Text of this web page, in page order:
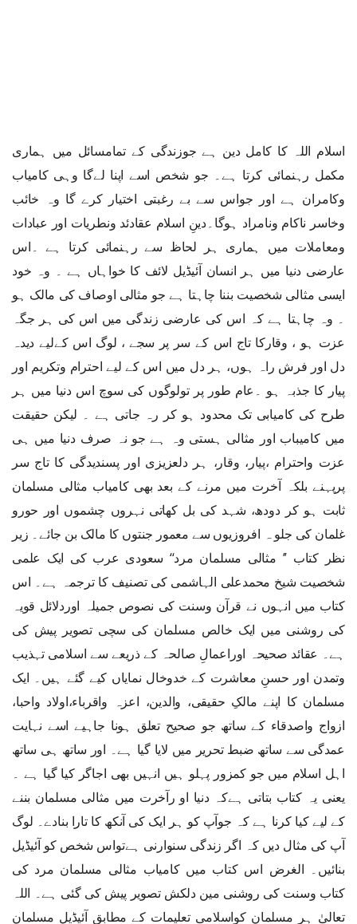
اسلام اللہ کا کامل دین ہے جوزندگی کے تمامسائل میں ہماری
مکمل رہنمائی کرتا ہے۔ جو شخص اسے اپنا لےگا وہی کامیاب
وکامران ہے اور جواس سے بے رغبتی اختیار کرے گا وہ خائب
وخاسر ناکام ونامراد ہوگا۔دینِ اسلام عقادئد ونطریات اور عبادات
ومعاملات میں ہماری ہر لحاظ سے رہنمائی کرتا ہے ۔اس
عارضی دنیا میں ہر انسان آئیڈیل لائف کا خواہاں ہے ۔ وہ خود
ایسی مثالی شخصیت بننا چاہتا ہے جو مثالی اوصاف کی مالک ہو
۔ وہ چاہتا ہے کہ اس کی عارضی زندگی میں اس کی ہر جگہ
عزت ہو ، وقارکا تاج اس کے سر پر سجے ، لوگ اس کےلیے دیدہ
دل اور فرش راہ ہوں، ہر دل میں اس کے لیے احترام وتکریم اور
پیار کا جذبہ ہو ۔عام طور پر تولوگوں کی سوچ اس دنیا میں ہر
طرح کی کامیابی تک محدود ہو کر رہ جاتی ہے ۔ لیکن حقیقت
میں کامیباب اور مثالی ہستی وہ ہے جو نہ صرف دنیا میں ہی
عزت واحترام ،پیار، وقار، ہر دلعزیزی اور پسندیدگی کا تاج سر
پرپہنے بلکہ آخرت میں مرنے کے بعد بھی کامیاب مثالی مسلمان
ثابت ہو کر دودھ، شہد کی بل کھاتی نہروں چشموں اور حورو
غلمان کی جلو ہ افروزیوں سے معمور جنتوں کا مالک بن جائے۔ زیر
نظر کتاب ’’ مثالی مسلمان مرد‘‘ سعودی عرب کی ایک علمی
شخصیت شیخ محمدعلی الہاشمی کی تصنیف کا ترجمہ ہے۔ اس
کتاب میں انہوں نے قرآن وسنت کی نصوص جمیلہ اوردلائل قویہ
کی روشنی میں ایک خالص مسلمان کی سچی تصویر پیش کی
ہے۔ عقائد صحیحہ اوراعمالِ صالحہ کے ذریعے سے اسلامی تہذیب
وتمدن اور حسنِ معاشرت کے خدوخال نمایاں کیے گئے ہیں۔ ایک
مسلمان کا اپنے مالکِ حقیقی، والدین، اعزہ واقرباء،اولاد واحبا،
ازواج واصدقاء کے ساتھ جو صحیح تعلق ہونا جاہیے اسے نہایت
عمدگی سے ساتھ ضبط تحریر میں لایا گیا ہے۔ اور ساتھ ہی ساتھ
اہل اسلام میں جو کمزور پہلو ہیں انہیں بھی اجاگر کیا گیا ہے ۔
یعنی یہ کتاب بتاتی ہےکہ دنیا او رآخرت میں مثالی مسلمان بننے
کے لیے کیا کرنا ہے کہ جوآپ کو ہر ایک کی آنکھ کا تارا بنادے۔ لوگ
آپ کی مثال دیں کہ اگر زندگی سنوارنی ہےتواس شخص کو آئیڈیل
بنائیں۔ الغرض اس کتاب میں کامیاب مثالی مسلمان مرد کی
کتاب وسنت کی روشنی مین دلکش تصویر پیش کی گئی ہے۔ اللہ
تعالیٰ ہر مسلمان کواسلامی تعلیمات کے مطابق آئیڈیل مسلمان